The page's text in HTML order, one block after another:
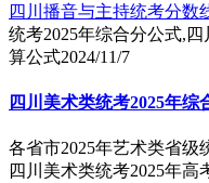
四川播音与主持统考分数
统考2025年综合分公式,
算公式2024/11/7
四川美术类统考2025年综
各省市2025年艺术类省级
四川美术类统考2025年